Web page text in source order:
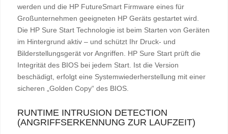
werden und die HP FutureSmart Firmware eines für
Großunternehmen geeigneten HP Geräts gestartet wird.
Die HP Sure Start Technologie ist beim Starten von Geräten
im Hintergrund aktiv – und schützt Ihr Druck- und
Bilderstellungsgerät vor Angriffen. HP Sure Start prüft die
Integrität des BIOS bei jedem Start. Ist die Version
beschädigt, erfolgt eine Systemwiederherstellung mit einer
sicheren „Golden Copy“ des BIOS.
RUNTIME INTRUSION DETECTION
(ANGRIFFSERKENNUNG ZUR LAUFZEIT)